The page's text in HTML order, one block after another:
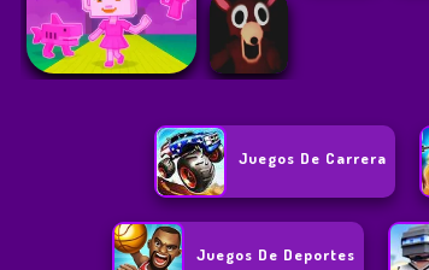
Juegos De Carrera
Juegos De Deportes